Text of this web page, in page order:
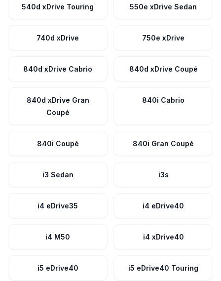
540d xDrive Touring 550e xDrive Sedan
740d xDrive 750e xDrive
840d xDrive Cabrio 840d xDrive Coupé
840d xDrive Gran
Coupé
840i Cabrio
840i Coupé 840i Gran Coupé
i3 Sedan i3s
i4 eDrive35 i4 eDrive40
i4 M50 i4 xDrive40
i5 eDrive40 i5 eDrive40 Touring